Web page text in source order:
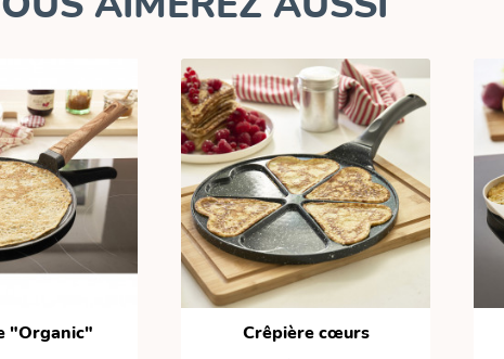
"Organic" Crêpière cœurs